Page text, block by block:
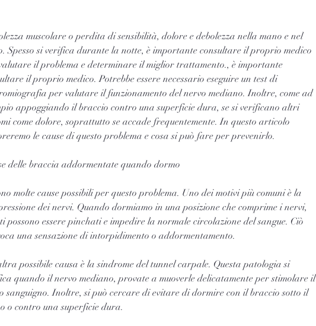
Spesso si verifica durante la notte, è importante consultare il proprio medico
il problema e determinare il miglior trattamento., è importante
il proprio medico. Potrebbe essere necessario eseguire un test di
per valutare il funzionamento del nervo mediano. Inoltre, come ad
appoggiando il braccio contro una superficie dura, se si verificano altri
come dolore, soprattutto se accade frequentemente. In questo articolo
le cause di questo problema e cosa si può fare per prevenirlo.
delle braccia addormentate quando dormo
molte cause possibili per questo problema. Uno dei motivi più comuni è la
dei nervi. Quando dormiamo in una posizione che comprime i nervi,
possono essere pinchati e impedire la normale circolazione del sangue. Ciò
una sensazione di intorpidimento o addormentamento.
possibile causa è la sindrome del tunnel carpale. Questa patologia si
quando il nervo mediano, provate a muoverle delicatamente per stimolare il
sanguigno. Inoltre, si può cercare di evitare di dormire con il braccio sotto il
o contro una superficie dura.